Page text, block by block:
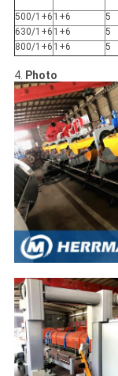
500/1+6 1+6 5
630/1+6 1+6 5
800/1+6 1+6 5
4. Photo